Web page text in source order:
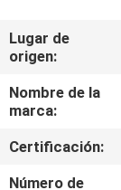
VIAJE
DE
LA
FÁBRICA
Lugar de
origen:
Nombre de la
marca:
Certificación:
Número de